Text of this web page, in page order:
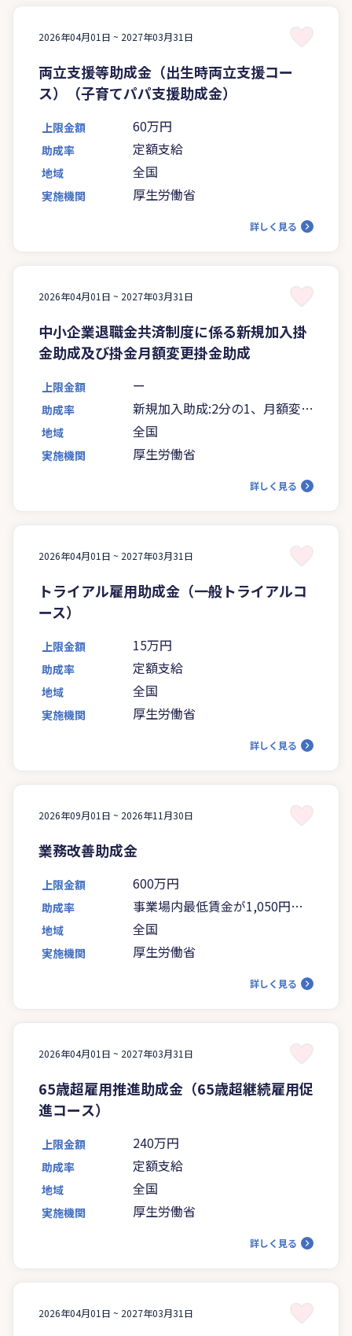
2026年04月01日 ~ 2027年03月31日
両立支援等助成金（出生時両立支援コー
ス）（子育てパパ支援助成金）
上限金額 60万円
助成率 定額支給
地域 全国
実施機関 厚生労働省
詳しく見る
2026年04月01日 ~ 2027年03月31日
中小企業退職金共済制度に係る新規加入掛
金助成及び掛金月額変更掛金助成
上限金額 ー
助成率
新規加入助成:2分の1、月額変更
助成:3分の1
地域 全国
実施機関 厚生労働省
詳しく見る
2026年04月01日 ~ 2027年03月31日
トライアル雇用助成金（一般トライアルコ
ース）
上限金額 15万円
助成率 定額支給
地域 全国
実施機関 厚生労働省
詳しく見る
2026年09月01日 ~ 2026年11月30日
業務改善助成金
上限金額 600万円
助成率
事業場内最低賃金が1,050円未
満の場合は5分の4、1,050円以
上の場合は4分の3
地域 全国
実施機関 厚生労働省
詳しく見る
2026年04月01日 ~ 2027年03月31日
65歳超雇用推進助成金（65歳超継続雇用促
進コース）
上限金額 240万円
助成率 定額支給
地域 全国
実施機関 厚生労働省
詳しく見る
2026年04月01日 ~ 2027年03月31日